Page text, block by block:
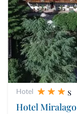
Hotel
s
Hotel Miralago